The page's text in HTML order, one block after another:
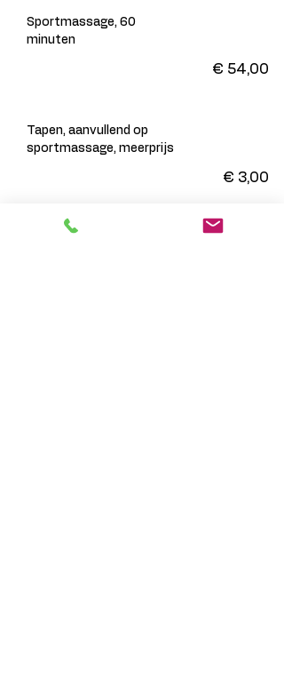
Sportmassage, 60
minuten
€ 54,00
Tapen, aanvullend op
sportmassage, meerprijs
€ 3,00